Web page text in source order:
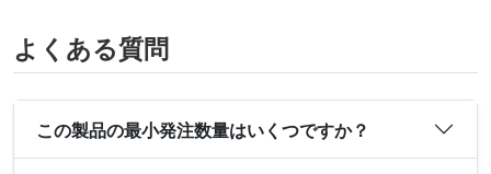
よくある質問
この製品の最小発注数量はいくつですか？